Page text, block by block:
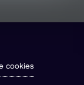
cookies